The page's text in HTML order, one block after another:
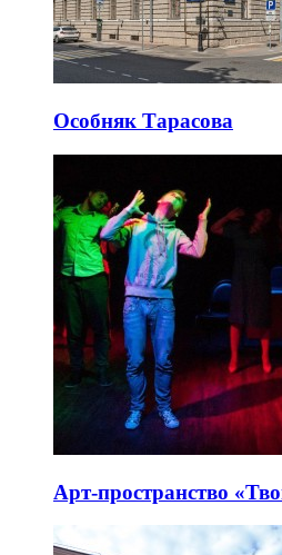
Пресня меняется от старых
до модернистской архитектуры и
Последние
места
Особняк Тарасова